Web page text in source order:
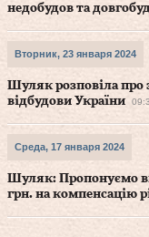
недобудов та
Вторник, 23 января 2024
Шуляк розповіла про
відбудови України
Среда, 17 января 2024
Шуляк: Пропонуємо
грн. на компенсацію